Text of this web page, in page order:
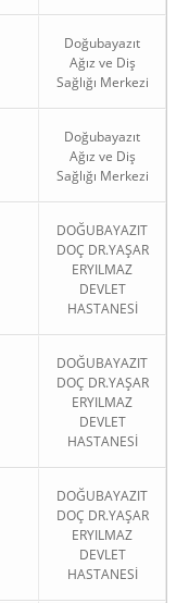
Doğubayazıt
Ağız ve Diş
Sağlığı Merkezi
Doğubayazıt
Ağız ve Diş
Sağlığı Merkezi
DOĞUBAYAZIT
DOÇ DR.YAŞAR
ERYILMAZ
DEVLET
HASTANESİ
DOĞUBAYAZIT
DOÇ DR.YAŞAR
ERYILMAZ
DEVLET
HASTANESİ
DOĞUBAYAZIT
DOÇ DR.YAŞAR
ERYILMAZ
DEVLET
HASTANESİ